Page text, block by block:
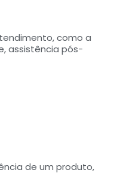
como a
assistência pós-
de um produto,